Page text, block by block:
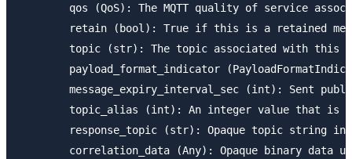
qos (QoS): The MQTT quality of service
retain (bool): True if this is a retained
topic (str): The topic associated with this
payload_format_indicator
message_expiry_interval_sec (int): Sent
topic_alias (int): An integer value that is
response_topic (str): Opaque topic string
correlation_data (Any): Opaque binary data